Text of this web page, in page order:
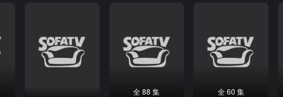
全 88 集 全 60 集